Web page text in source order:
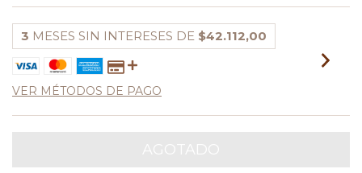
3 MESES SIN INTERESES DE $42.112,00
VER MÉTODOS DE PAGO